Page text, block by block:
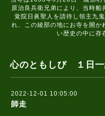
原治良兵衛兄弟により、当時船
覚院日眞聖人を請待し領主九
れ、この綾部の地にお寺を開か
い歴史の中に存
心のともしび １日一
2022-12-01 10:05:00
師走